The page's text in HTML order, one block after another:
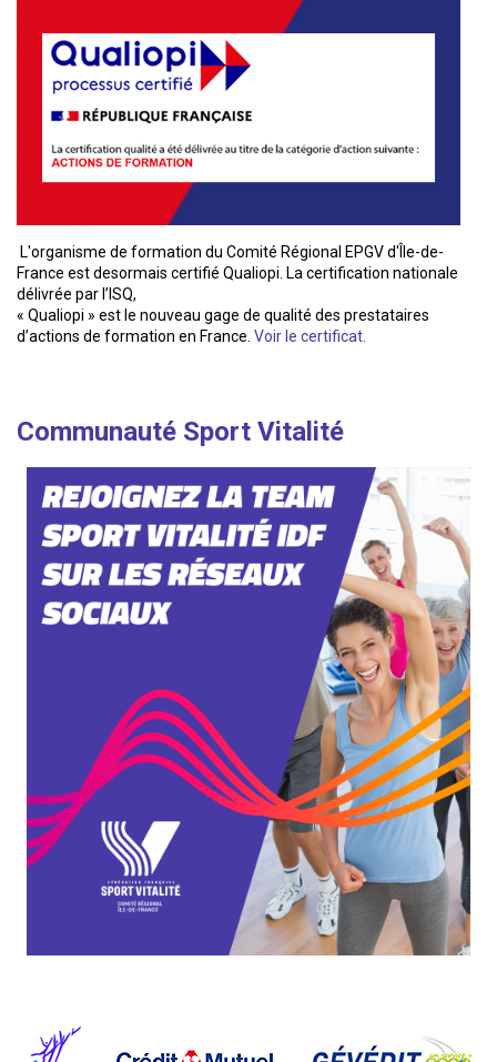
L'organisme de formation du Comité Régional EPGV d'Île-de-
France est desormais certifié Qualiopi. La certification nationale
délivrée par l’ISQ,
« Qualiopi » est le nouveau gage de qualité des prestataires
d’actions de formation en France. Voir le certificat.
Communauté Sport Vitalité